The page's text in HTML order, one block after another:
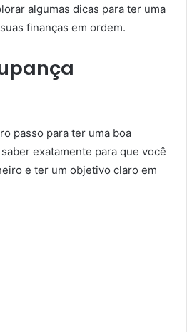
algumas dicas para ter uma
finanças em ordem.
passo para ter uma boa
exatamente para que você
e ter um objetivo claro em